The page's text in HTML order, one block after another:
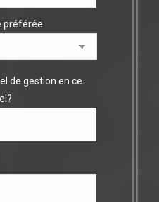
préférée
de gestion en ce